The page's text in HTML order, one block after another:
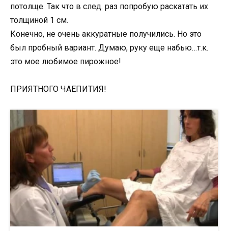
потолще. Так что в след. раз попробую раскатать их
толщиной 1 см.
Конечно, не очень аккуратные получились. Но это
был пробный вариант. Думаю, руку еще набью…т.к.
это мое любимое пирожное!
ПРИЯТНОГО ЧАЕПИТИЯ!